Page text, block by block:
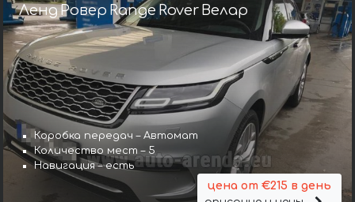
Ленд Ровер Range Rover Велар
Коробка передач – Автомат
Количество мест – 5
Навигация – есть
цена от €215 в день